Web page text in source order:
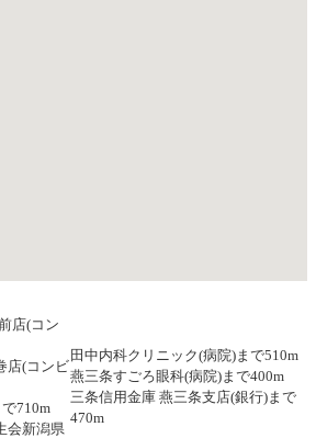
店(コン
店(コンビ
710m
会新潟県
田中内科クリニック(病院)まで510m
燕三条すごろ眼科(病院)まで400m
三条信用金庫 燕三条支店(銀行)まで
470m